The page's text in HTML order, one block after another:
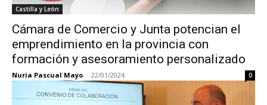
Castilla y León
Cámara de Comercio y Junta potencian el
emprendimiento en la provincia con
formación y asesoramiento personalizado
Nuria Pascual Mayo - 22/01/2024 0